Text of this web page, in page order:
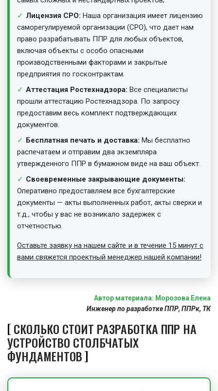
Лицензия СРО: Наша организация имеет лицензию
саморегулируемой организации (СРО), что дает нам
право разрабатывать ППР для любых объектов,
включая объекты с особо опасными
производственными факторами и закрытые
предприятия по госконтрактам.
Аттестация Ростехнадзора: Все специалисты
прошли аттестацию Ростехнадзора. По запросу
предоставим весь комплект подтверждающих
документов.
Бесплатная печать и доставка: Мы бесплатно
распечатаем и отправим два экземпляра
утвержденного ППР в бумажном виде на ваш объект.
Своевременные закрывающие документы:
Оперативно предоставляем все бухгалтерские
документы — акты выполненных работ, акты сверки и
т.д., чтобы у вас не возникало задержек с
отчетностью.
Оставьте заявку на нашем сайте и в течение 15 минут с
вами свяжется проектный менеджер нашей компании!
Автор материала: Морозова Елена
Инженер по разработке ППР, ППРк, ТК
СКОЛЬКО СТОИТ РАЗРАБОТКА ППР НА
УСТРОЙСТВО СТОЛБЧАТЫХ
ФУНДАМЕНТОВ